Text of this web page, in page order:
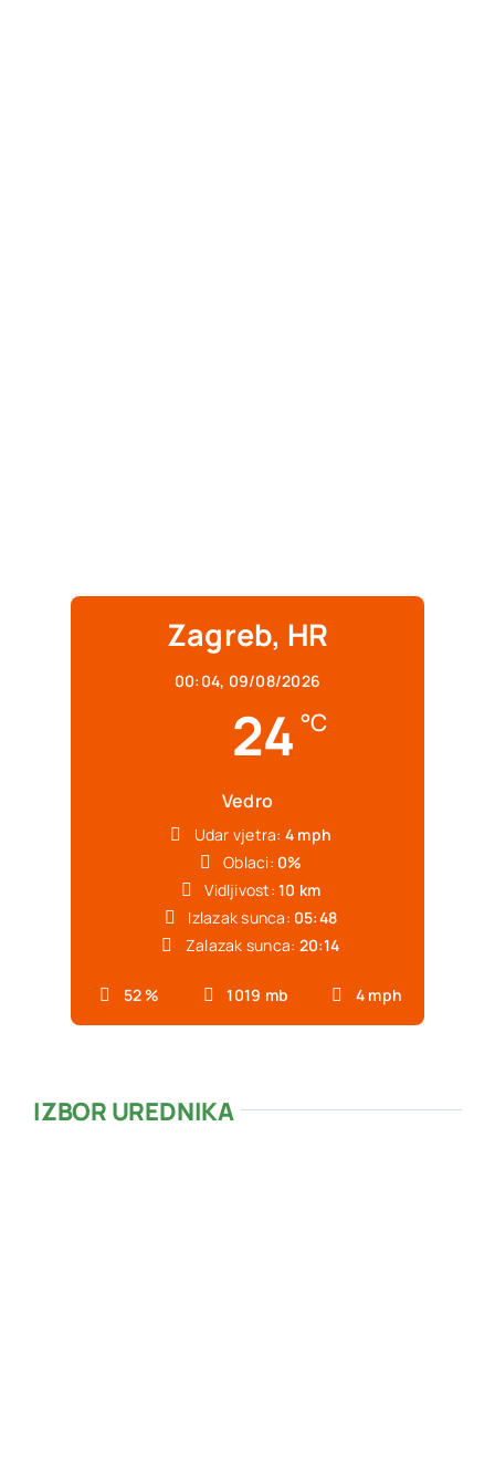
Zagreb, HR
00:04, 09/08/2026
24 °C
Vedro
52 % 1019 mb 4 mph
Udar vjetra: 4 mph
Oblaci: 0%
Vidljivost: 10 km
Izlazak sunca: 05:48
Zalazak sunca: 20:14
IZBOR UREDNIKA